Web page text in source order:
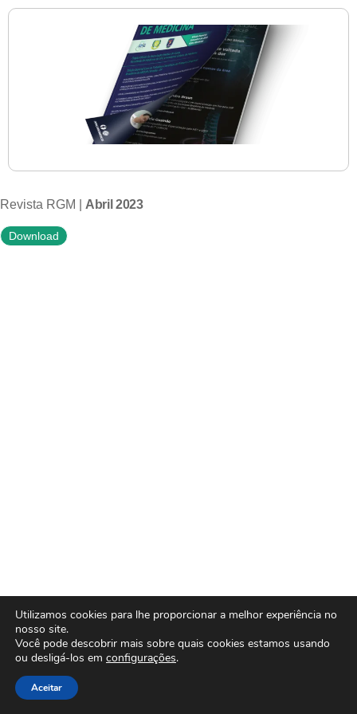
Revista RGM | Abril 2023
Download
Utilizamos cookies para lhe proporcionar a melhor experiência no
nosso site.
Você pode descobrir mais sobre quais cookies estamos usando
ou desligá-los em configurações.
Aceitar